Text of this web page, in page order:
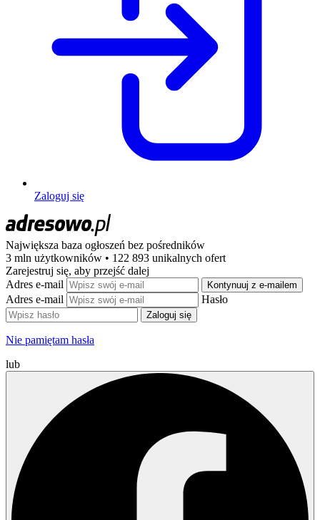
Zaloguj się
Największa baza ogłoszeń bez pośredników
3 mln użytkowników • 122 893 unikalnych ofert
Zarejestruj się, aby przejść dalej
Adres e-mail
Kontynuuj z e-mailem
Adres e-mail Hasło
Zaloguj się
Nie pamiętam hasła
lub